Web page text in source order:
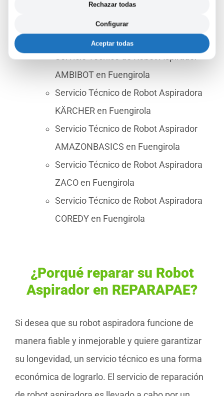
LIDL en Fuengirola
Servicio Técnico de Robot Aspiradora
LEFANT en Fuengirola
Servicio Técnico de Robot Aspirador
AMBIBOT en Fuengirola
Servicio Técnico de Robot Aspiradora
KÄRCHER en Fuengirola
Servicio Técnico de Robot Aspirador
AMAZONBASICS en Fuengirola
Servicio Técnico de Robot Aspiradora
ZACO en Fuengirola
Servicio Técnico de Robot Aspiradora
COREDY en Fuengirola
¿Porqué reparar su Robot
Aspirador en REPARAPAE?
Si desea que su robot aspiradora funcione de
manera fiable y inmejorable y quiere garantizar
su longevidad, un servicio técnico es una forma
económica de lograrlo. El servicio de reparación
Rechazar todas
Configurar
Aceptar todas